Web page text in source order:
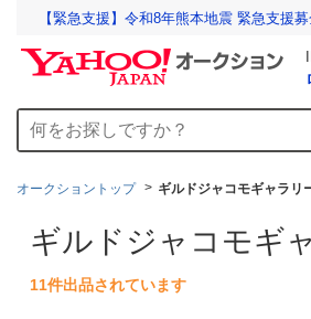
【緊急支援】令和8年熊本地震 緊急支援
オークショントップ ギルドジャコモギャラリ
ギルドジャコモギ
11件出品されています